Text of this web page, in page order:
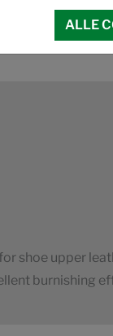
shows a
shoe upper
burnishing
ALLE